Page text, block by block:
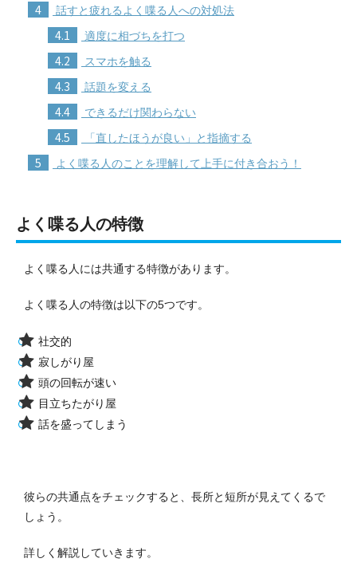
4 話すと疲れるよく喋る人への対処法
4.1 適度に相づちを打つ
4.2 スマホを触る
4.3 話題を変える
4.4 できるだけ関わらない
4.5 「直したほうが良い」と指摘する
5 よく喋る人のことを理解して上手に付き合おう！
よく喋る人の特徴
よく喋る人には共通する特徴があります。
よく喋る人の特徴は以下の5つです。
社交的
寂しがり屋
頭の回転が速い
目立ちたがり屋
話を盛ってしまう
彼らの共通点をチェックすると、長所と短所が見えてくるで
しょう。
詳しく解説していきます。